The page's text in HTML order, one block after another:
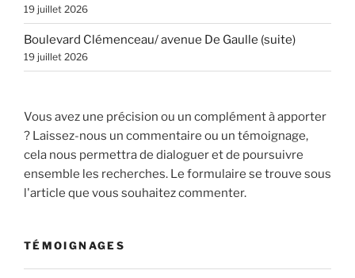
19 juillet 2026
Boulevard Clémenceau/ avenue De Gaulle (suite)
19 juillet 2026
Vous avez une précision ou un complément à apporter
? Laissez-nous un commentaire ou un témoignage,
cela nous permettra de dialoguer et de poursuivre
ensemble les recherches. Le formulaire se trouve sous
l'article que vous souhaitez commenter.
TÉMOIGNAGES